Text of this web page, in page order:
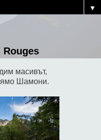
▼
Rouges
масивът,
Шамони.